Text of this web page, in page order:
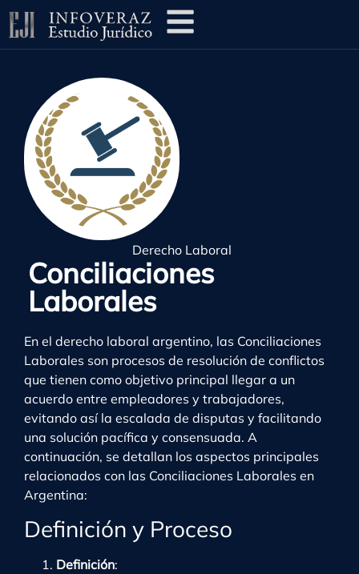
Derecho Laboral
Conciliaciones
Laborales
En el derecho laboral argentino, las Conciliaciones
Laborales son procesos de resolución de conflictos
que tienen como objetivo principal llegar a un
acuerdo entre empleadores y trabajadores,
evitando así la escalada de disputas y facilitando
una solución pacífica y consensuada. A
continuación, se detallan los aspectos principales
relacionados con las Conciliaciones Laborales en
Argentina:
Definición y Proceso
Definición: